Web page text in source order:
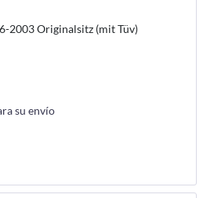
2003 Originalsitz (mit Tüv)
su envío